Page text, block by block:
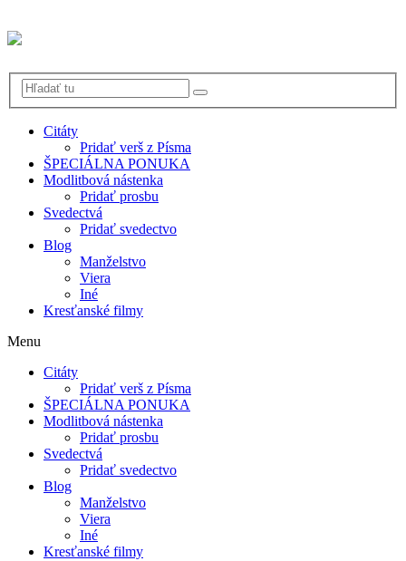
Citáty
Pridať verš z Písma
ŠPECIÁLNA PONUKA
Modlitbová nástenka
Pridať prosbu
Svedectvá
Pridať svedectvo
Blog
Manželstvo
Viera
Iné
Kresťanské filmy
Menu
Citáty
Pridať verš z Písma
ŠPECIÁLNA PONUKA
Modlitbová nástenka
Pridať prosbu
Svedectvá
Pridať svedectvo
Blog
Manželstvo
Viera
Iné
Kresťanské filmy